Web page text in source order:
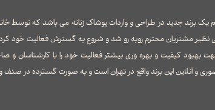
نظیر مشتریان محترم روبه رو شد و شروع به گسترش فعالیت خود
بهبود کیفیت و بهره وری بیشتر فعالیت خود را با کارشناسان
و آنلاین این برند واقع در تهران است و به صورت گسترده در صنف